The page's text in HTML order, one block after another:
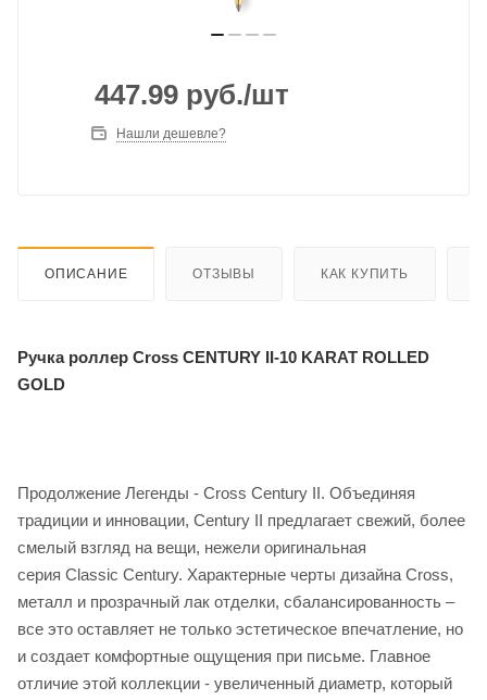
447.99 руб./шт
Нашли дешевле?
ОПИСАНИЕ ОТЗЫВЫ КАК КУПИТЬ
Ручка роллер Cross CENTURY II-10 KARAT ROLLED
GOLD
Продолжение Легенды - Cross Century II. Объединяя
традиции и инновации, Century II предлагает свежий, более
смелый взгляд на вещи, нежели оригинальная
серия Classic Century. Характерные черты дизайна Cross,
металл и прозрачный лак отделки, сбалансированность –
все это оставляет не только эстетическое впечатление, но
и создает комфортные ощущения при письме. Главное
отличие этой коллекции - увеличенный диаметр, который